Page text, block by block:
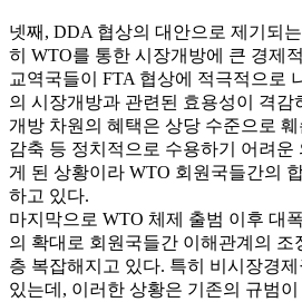
넷째, DDA 협상의 대안으로 제기되
히 WTO를 통한 시장개방에 큰 경제
교역국들이 FTA 협상에 적극적으로
의 시장개방과 관련된 효용성이 격감
개방 차원의 혜택은 상당 수준으로
감축 등 정치적으로 수용하기 어려
게 된 상황이라 WTO 회원국들간의
하고 있다.
마지막으로 WTO 체제 출범 이후 대
의 확대로 회원국들간 이해관계의
층 복잡해지고 있다. 특히 비시장경
있는데, 이러한 상황은 기존의 규범